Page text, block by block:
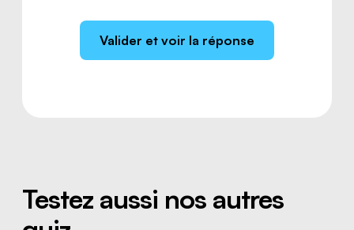
Valider et voir la réponse
Testez aussi nos autres